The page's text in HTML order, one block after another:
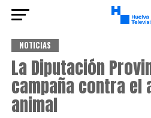
NOTICIAS
La Diputación
campaña contra el
animal